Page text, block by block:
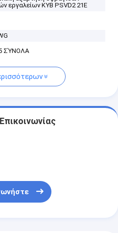
εργαλείων KYB PSVD2 21E
ΣΎΝΟΛΑ